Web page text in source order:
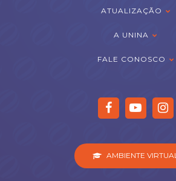
ATUALIZAÇÃO
A UNINA
FALE CONOSCO
AMBIENTE VIRTUAL